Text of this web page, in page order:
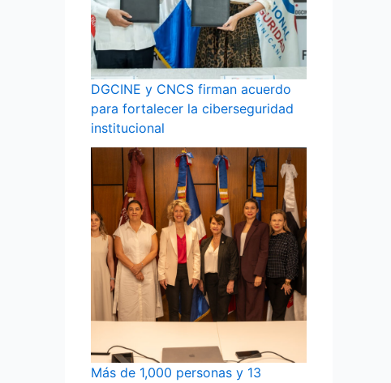
DGCINE y CNCS firman acuerdo
para fortalecer la ciberseguridad
institucional
Más de 1,000 personas y 13